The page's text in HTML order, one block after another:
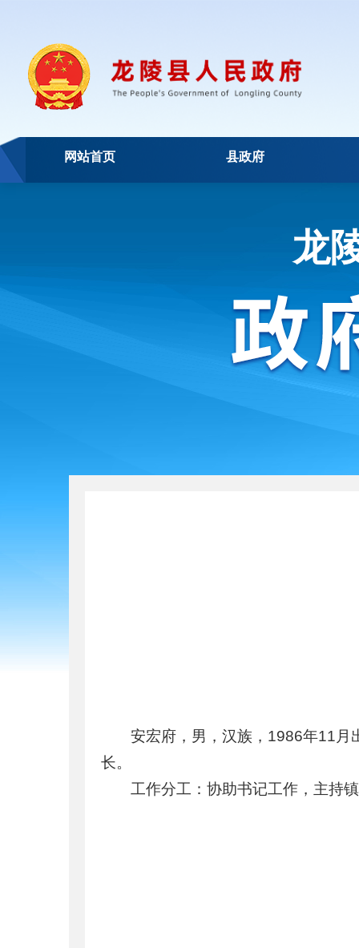
网站首页 县政府
龙
安宏府，男，汉族，1986年11月
长。
工作分工：协助书记工作，主持